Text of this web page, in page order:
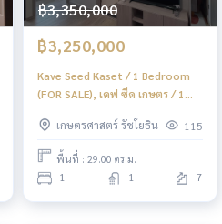
฿3,350,000
฿3,250,000
Kave Seed Kaset / 1 Bedroom
(FOR SALE), เคฟ ซีด เกษตร / 1
เกษตรศาสตร์ รัชโยธิน
115
พื้นที่ : 29.00 ตร.ม.
1 1 7